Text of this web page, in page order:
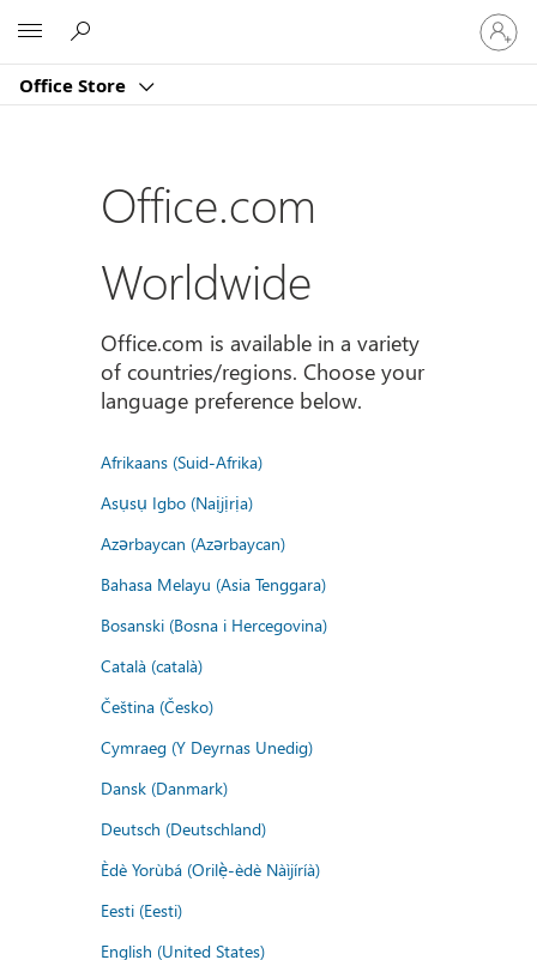
Office Store
Sign
in
to
account
Office.com
Worldwide
Office.com is available in a variety
of countries/regions. Choose your
language preference below.
Afrikaans (Suid-Afrika)
Asụsụ Igbo (Naịjịrịa)
Azərbaycan (Azərbaycan)
Bahasa Melayu (Asia Tenggara)
Bosanski (Bosna i Hercegovina)
Català (català)
Čeština (Česko)
Cymraeg (Y Deyrnas Unedig)
Dansk (Danmark)
Deutsch (Deutschland)
Èdè Yorùbá (Orilẹ̀-èdè Nàìjíríà)
Eesti (Eesti)
English (United States)